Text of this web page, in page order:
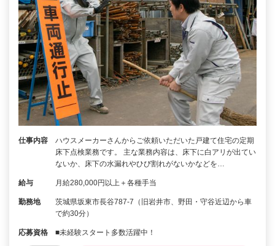
仕事内容
ハウスメーカーさんからご依頼いただいた戸建て住宅の定期
床下点検業務です。 主な業務内容は、床下に白アリが出てい
ないか、床下の水漏れやひび割れがないかなどを…
給与 月給280,000円以上＋各種手当
勤務地
茨城県坂東市長谷787-7（旧岩井市、野田・守谷近辺から車
で約30分）
応募資格 ■未経験スタート多数活躍中！